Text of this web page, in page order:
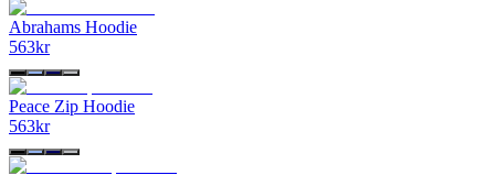
Abrahams Hoodie
563kr
Peace Zip Hoodie
563kr